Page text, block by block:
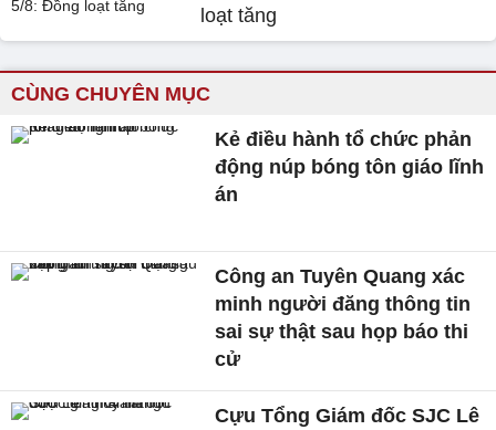
loạt tăng
CÙNG CHUYÊN MỤC
Kẻ điều hành tổ chức phản
động núp bóng tôn giáo lĩnh
án
Công an Tuyên Quang xác
minh người đăng thông tin
sai sự thật sau họp báo thi
cử
Cựu Tổng Giám đốc SJC Lê